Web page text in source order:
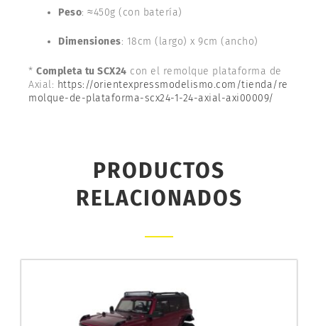
Peso: ≈450g (con batería)
Dimensiones: 18cm (largo) x 9cm (ancho)
* Completa tu SCX24 con el remolque plataforma de
Axial: https://orientexpressmodelismo.com/tienda/re
molque-de-plataforma-scx24-1-24-axial-axi00009/
PRODUCTOS
RELACIONADOS